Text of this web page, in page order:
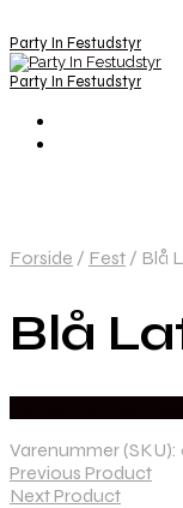
Party In Festudstyr
Party In Festudstyr
Forside / Fest / Blå
Blå
Varenummer (SKU):
Previous Product
Next Product